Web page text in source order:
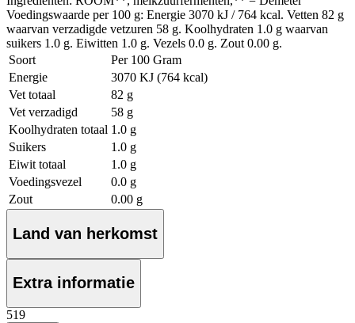
Voedingswaarde per 100 g: Energie 3070 kJ / 764 kcal. Vetten 82 g
waarvan verzadigde vetzuren 58 g. Koolhydraten 1.0 g waarvan
suikers 1.0 g. Eiwitten 1.0 g. Vezels 0.0 g. Zout 0.00 g.
Soort
Per 100 Gram
Energie
3070 KJ (764 kcal)
Vet totaal
82 g
Vet verzadigd
58 g
Koolhydraten totaal 1.0 g
Suikers
1.0 g
Eiwit totaal
1.0 g
Voedingsvezel
0.0 g
Zout
0.00 g
Land van herkomst
Extra informatie
519